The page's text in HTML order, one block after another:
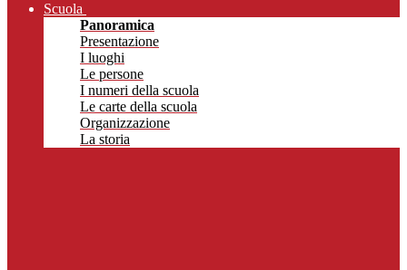
Scuola
Panoramica
Presentazione
I luoghi
Le persone
I numeri della scuola
Le carte della scuola
Organizzazione
La storia